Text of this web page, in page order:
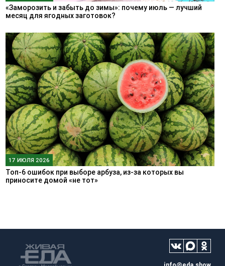
«Заморозить и забыть до зимы»: почему июль — лучший
месяц для ягодных заготовок?
17 ИЮЛЯ 2026
Топ-6 ошибок при выборе арбуза, из-за которых вы
приносите домой «не тот»